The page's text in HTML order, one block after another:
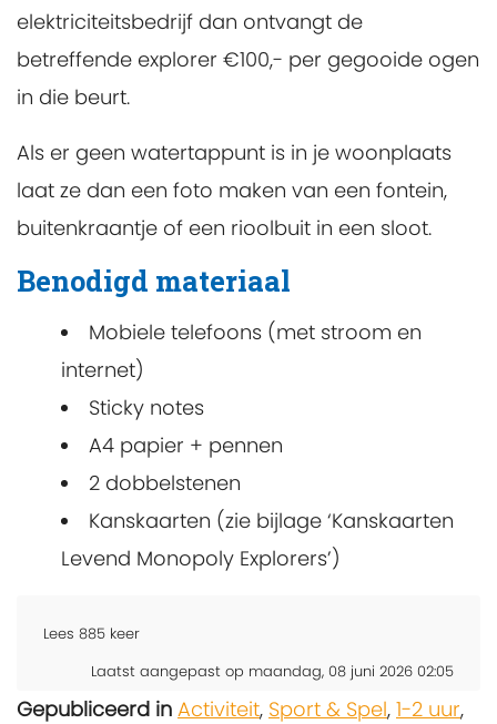
elektriciteitsbedrijf dan ontvangt de
betreffende explorer €100,- per gegooide ogen
in die beurt.
Als er geen watertappunt is in je woonplaats
laat ze dan een foto maken van een fontein,
buitenkraantje of een rioolbuit in een sloot.
Benodigd materiaal
Mobiele telefoons (met stroom en
internet)
Sticky notes
A4 papier + pennen
2 dobbelstenen
Kanskaarten (zie bijlage ‘Kanskaarten
Levend Monopoly Explorers’)
Lees 885 keer
Laatst aangepast op maandag, 08 juni 2026 02:05
Gepubliceerd in Activiteit, Sport & Spel, 1-2 uur,